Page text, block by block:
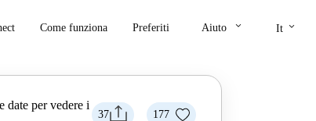
Come funziona Preferiti Aiuto keyboard_arrow_down It keyboard_arrow_down
37 177
date per vedere i